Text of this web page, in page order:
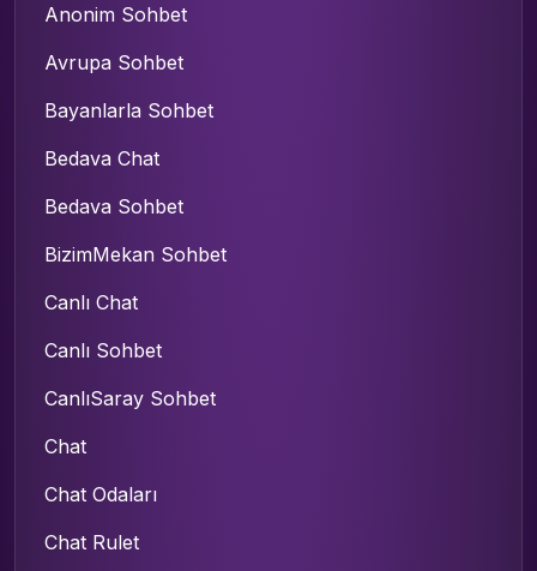
Anonim Sohbet
Avrupa Sohbet
Bayanlarla Sohbet
Bedava Chat
Bedava Sohbet
BizimMekan Sohbet
Canlı Chat
Canlı Sohbet
CanlıSaray Sohbet
Chat
Chat Odaları
Chat Rulet